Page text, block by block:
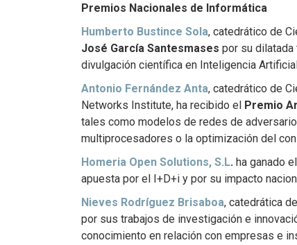
Premios Nacionales de Informática
Humberto Bustince Sola, catedrático de
José García Santesmases por su
divulgación científica en Inteligencia
Antonio Fernández Anta, catedrático de
Networks Institute, ha recibido el Premio
tales como modelos de redes de
multiprocesadores o la optimización del
Homeria Open Solutions, S.L. ha ganado el
apuesta por el I+D+i y por su impacto
Nieves Rodríguez Brisaboa, catedrática
por sus trabajos de investigación e
conocimiento en relación con empresas e